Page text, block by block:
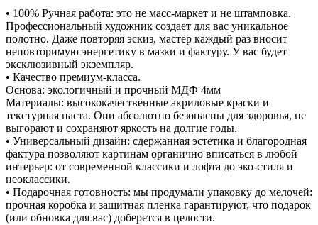
• 100% Ручная работа: это не масс-маркет и не штамповка.
Профессиональный художник создает для вас уникальное
полотно. Даже повторяя эскиз, мастер каждый раз вносит
неповторимую энергетику в мазки и фактуру. У вас будет
эксклюзивный экземпляр.
• Качество премиум-класса.
Основа: экологичный и прочный МДФ 4мм
Материалы: высококачественные акриловые краски и
текстурная паста. Они абсолютно безопасны для здоровья, не
выгорают и сохраняют яркость на долгие годы.
• Универсальный дизайн: сдержанная эстетика и благородная
фактура позволяют картинам органично вписаться в любой
интерьер: от современной классики и лофта до эко-стиля и
неоклассики.
• Подарочная готовность: мы продумали упаковку до мелочей:
прочная коробка и защитная пленка гарантируют, что подарок
(или обновка для вас) доберется в целости.